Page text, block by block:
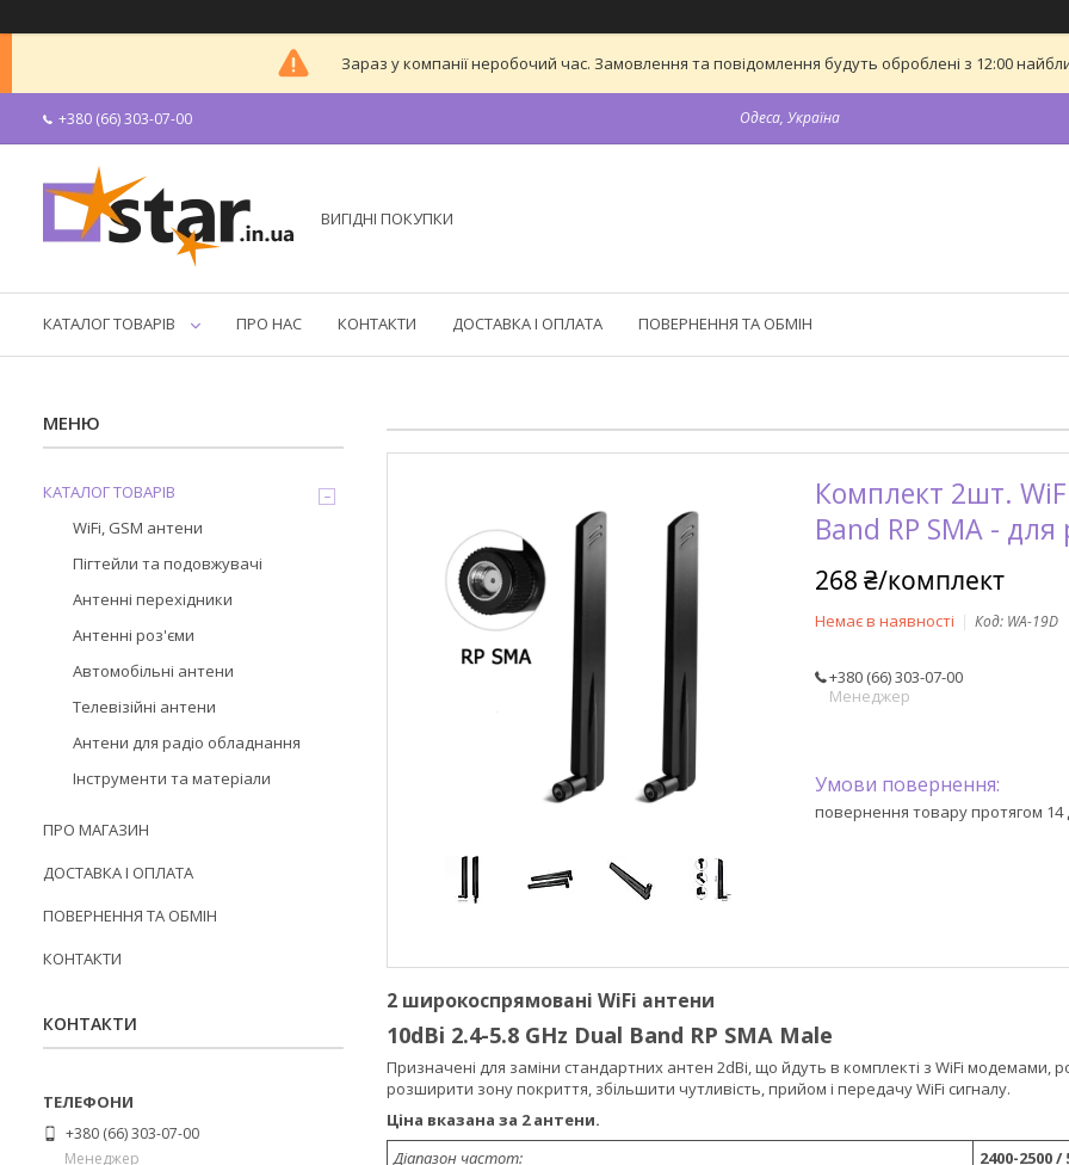
Зараз у компанії неробочий час. Замовлення та повідомлення будуть оброблені з 12:00
+380 (66) 303-07-00 Одеса, Україна
ВИГІДНІ ПОКУПКИ
КАТАЛОГ ТОВАРІВ ПРО НАС КОНТАКТИ ДОСТАВКА І ОПЛАТА ПОВЕРНЕННЯ ТА ОБМІН
Комплект 2шт.
Band RP SMA -
268 ₴/комплект
Немає в наявності Код: WA-19D
+380 (66) 303-07-00
Менеджер
повернення товару протягом 14
2 широкоспрямовані WiFi антени
10dBi 2.4-5.8 GHz Dual Band RP SMA Male
Призначені для заміни стандартних антен 2dBi, що йдуть в комплекті з WiFi
розширити зону покриття, збільшити чутливість, прийом і передачу WiFi сигналу.
Ціна вказана за 2 антени.
Діапазон частот:
2400-2500 /
КАТАЛОГ ТОВАРІВ
WiFi, GSM антени
Пігтейли та подовжувачі
Антенні перехідники
Антенні роз'єми
Автомобільні антени
Телевізійні антени
Антени для радіо обладнання
Інструменти та матеріали
ПРО МАГАЗИН
ДОСТАВКА І ОПЛАТА
ПОВЕРНЕННЯ ТА ОБМІН
КОНТАКТИ
КОНТАКТИ
+380 (66) 303-07-00
Менеджер